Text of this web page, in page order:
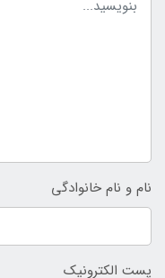
نام و نام خانوادگی
پست الکترونیک